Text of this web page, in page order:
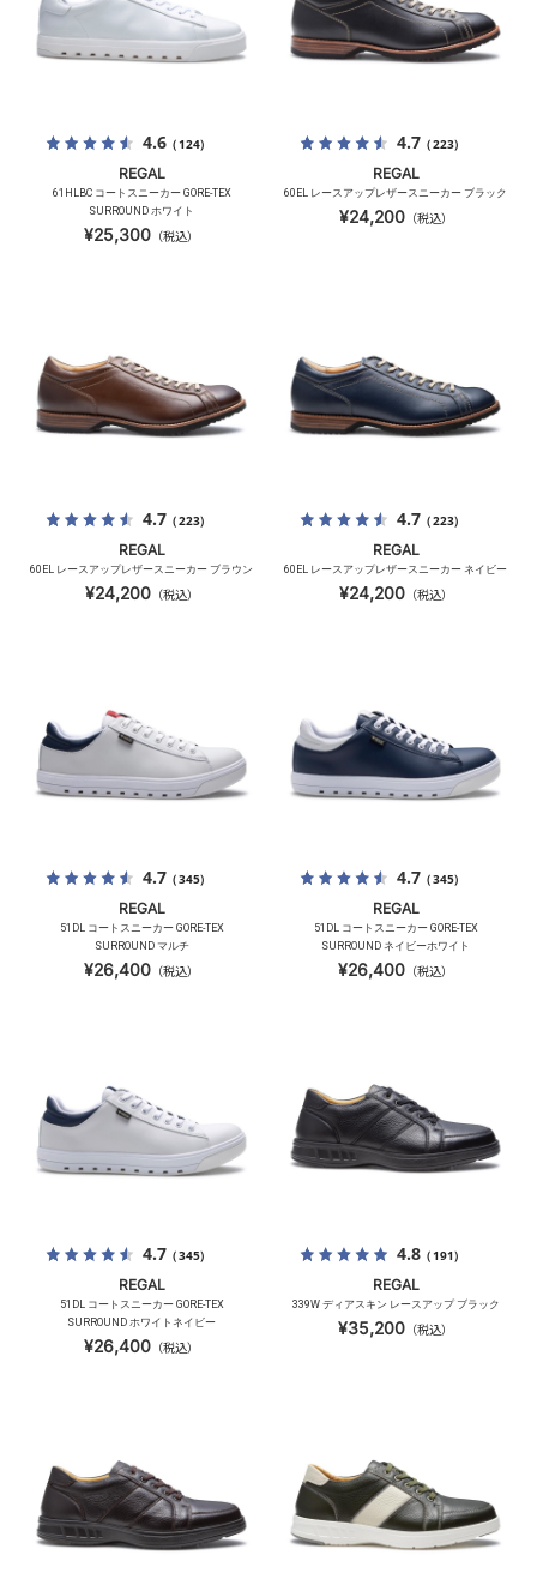
4.6（124）
REGAL
61HLBC コートスニーカー GORE-TEX
SURROUND ホワイト
¥25,300 （税込）
4.7（223）
REGAL
60EL レースアップレザースニーカー ブラック
¥24,200（税込）
4.7（223）
REGAL
60EL レースアップレザースニーカー ブラウン
¥24,200（税込）
4.7（223）
REGAL
60EL レースアップレザースニーカー ネイビー
¥24,200（税込）
4.7（345）
REGAL
51DL コートスニーカー GORE-TEX
SURROUND マルチ
¥26,400 （税込）
4.7（345）
REGAL
51DL コートスニーカー GORE-TEX
SURROUND ネイビーホワイト
¥26,400 （税込）
4.7（345）
REGAL
51DL コートスニーカー GORE-TEX
SURROUND ホワイトネイビー
¥26,400 （税込）
4.8（191）
REGAL
339W ディアスキン レースアップ ブラック
¥35,200 （税込）